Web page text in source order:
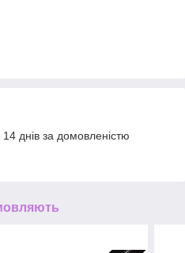
днів за домовленістю